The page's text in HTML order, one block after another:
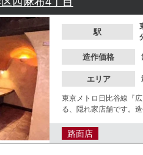
駅
造作価格
エリア
東京メトロ日比谷線『
る、隠れ家店舗です。
路面店